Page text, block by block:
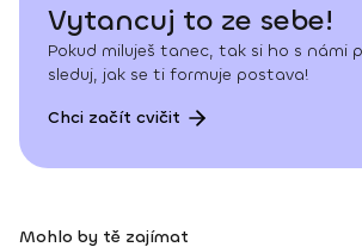
Vytancuj to ze sebe!
Pokud miluješ tanec, tak si ho s námi
sleduj, jak se ti formuje postava!
Chci začít cvičit
Mohlo by tě zajímat